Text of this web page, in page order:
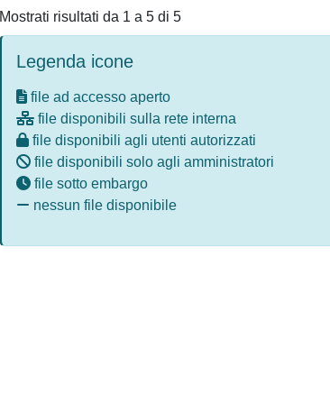
Mostrati risultati da 1 a 5 di 5
Legenda icone
file ad accesso aperto
file disponibili sulla rete interna
file disponibili agli utenti autorizzati
file disponibili solo agli amministratori
file sotto embargo
nessun file disponibile